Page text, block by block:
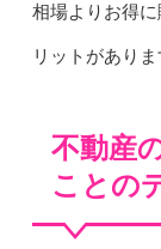
相場よりお得
リットがありま
不動産
ことの